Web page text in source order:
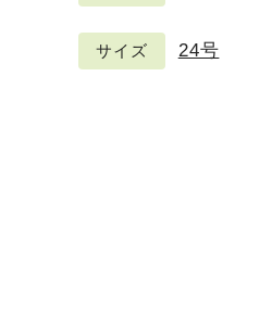
サイズ 24号